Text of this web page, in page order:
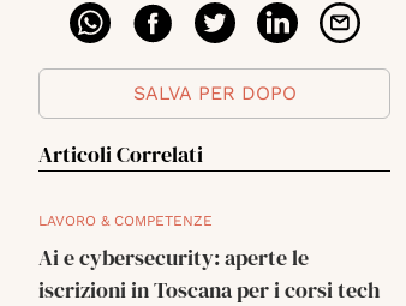
SALVA PER DOPO
Articoli Correlati
LAVORO & COMPETENZE
Ai e cybersecurity: aperte le
iscrizioni in Toscana per i corsi tech